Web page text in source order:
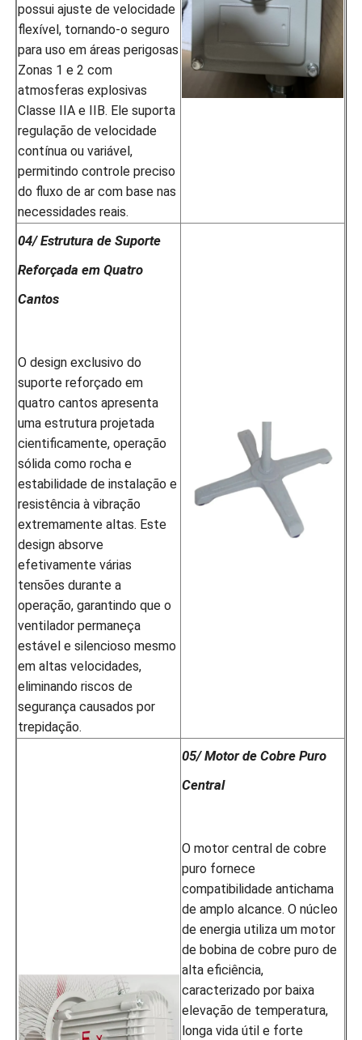
possui ajuste de velocidade
flexível, tornando-o seguro
para uso em áreas perigosas
Zonas 1 e 2 com
atmosferas explosivas
Classe IIA e IIB. Ele suporta
regulação de velocidade
contínua ou variável,
permitindo controle preciso
do fluxo de ar com base nas
necessidades reais.
04/ Estrutura de Suporte
Reforçada em Quatro
Cantos
O design exclusivo do
suporte reforçado em
quatro cantos apresenta
uma estrutura projetada
cientificamente, operação
sólida como rocha e
estabilidade de instalação e
resistência à vibração
extremamente altas. Este
design absorve
efetivamente várias
tensões durante a
operação, garantindo que o
ventilador permaneça
estável e silencioso mesmo
em altas velocidades,
eliminando riscos de
segurança causados por
trepidação.
05/ Motor de Cobre Puro
Central
O motor central de cobre
puro fornece
compatibilidade antichama
de amplo alcance. O núcleo
de energia utiliza um motor
de bobina de cobre puro de
alta eficiência,
caracterizado por baixa
elevação de temperatura,
longa vida útil e forte